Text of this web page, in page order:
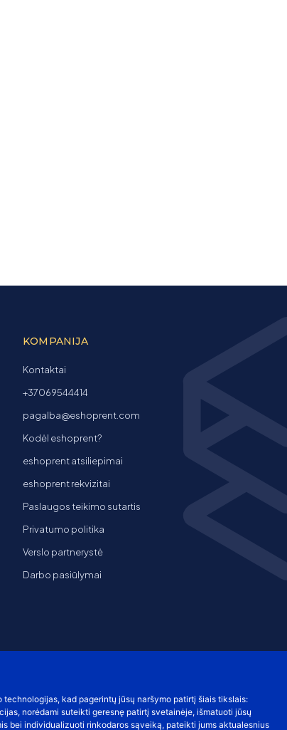
kad pagerintų jūsų naršymo patirtį šiais tikslais:
, norėdami suteikti geresnę patirtį svetainėje, išmatuoti jūsų
bei individualizuoti rinkodaros sąveiką, pateikti jums aktualesnius
KOMPANIJA
Kontaktai
+37069544414
pagalba@eshoprent.com
Kodėl eshoprent?
eshoprent atsiliepimai
eshoprent rekvizitai
Paslaugos teikimo sutartis
Privatumo politika
Verslo partnerystė
Darbo pasiūlymai